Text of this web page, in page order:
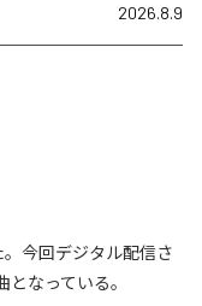
2026.8.9
。今回デジタル配信さ
となっている。